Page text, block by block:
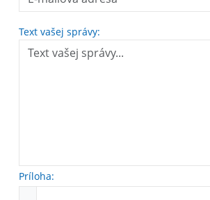
Text vašej správy:
Príloha: